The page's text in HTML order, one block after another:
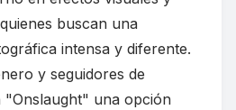
buscan una
intensa y diferente.
y seguidores de
"Onslaught" una opción